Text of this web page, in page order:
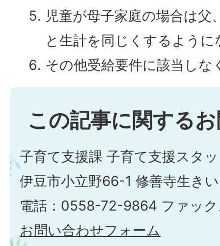
児童が母子家庭の場合は父
と生計を同じくするよう
その他受給要件に該当しな
この記事に関する
子育て支援課 子育て支援スタ
伊豆市小立野66-1 修善寺生き
電話：0558-72-9864 ファッ
お問い合わせフォーム